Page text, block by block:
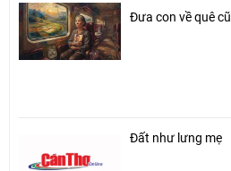
Đưa con về quê cũ
Đất như lưng mẹ